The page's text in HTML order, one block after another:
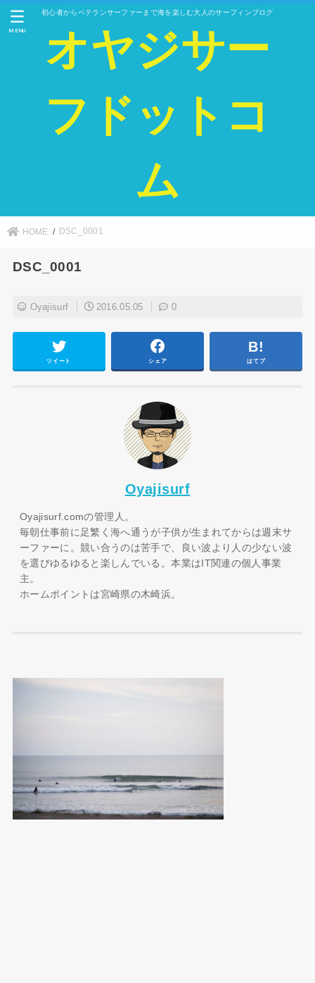
初心者からベテランサーファーまで海を楽しむ大人のサーフィンブログ
オヤジサー
フドットコ
ム
MENU
HOME DSC_0001
DSC_0001
Oyajisurf 2016.05.05 0
ツイート シェア はてブ
Oyajisurf
Oyajisurf.comの管理人。
毎朝仕事前に足繁く海へ通うが子供が生まれてからは週末サ
ーファーに。競い合うのは苦手で、良い波より人の少ない波
を選びゆるゆると楽しんでいる。本業はIT関連の個人事業
主。
ホームポイントは宮崎県の木崎浜。